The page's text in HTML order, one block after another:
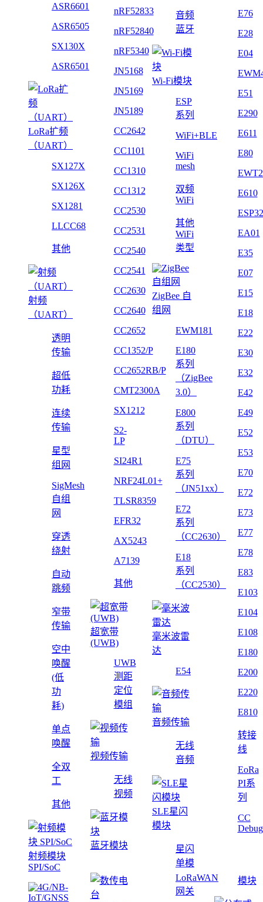
ASR6601
ASR6505
SX130X
ASR6501
LoRa扩频
（UART）
SX127X
SX126X
SX1281
LLCC68
其他
射频
（UART）
透明
传输
超低
功耗
连续
传输
星型
组网
SigMesh
自组
网
穿透
绕射
自动
跳频
窄带
传输
空中
唤醒
(低
功
耗)
单点
唤醒
全双
工
其他
射频模块
SPI/SoC
nRF52833
nRF52840
nRF5340
JN5168
JN5169
JN5189
CC2642
CC1101
CC1310
CC1312
CC2530
CC2531
CC2540
CC2541
CC2630
CC2640
CC2652
CC1352/P
CC2652RB/P
CMT2300A
SX1212
S2-
LP
SI24R1
NRF24L01+
TLSR8359
EFR32
AX5243
A7139
其他
超宽带
(UWB)
UWB
测距
定位
模组
视频传输
无线
视频
蓝牙模块
音频
蓝牙
Wi-Fi模块
ESP
系列
WiFi+BLE
WiFi
mesh
双频
WiFi
其他
WiFi
类型
ZigBee 自
组网
EWM181
E180
系列
（ZigBee
3.0）
E800
系列
（DTU）
E75
系列
（JN51xx）
E72
系列
（CC2630）
E18
系列
（CC2530）
毫米波雷
达
E54
音频传输
无线
音频
SLE星闪
模块
星闪
单模
E76
E28
E04
E51
E290
E611
E80
E610
ESP32
EA01
E35
E07
E15
E18
E22
E30
E32
E42
E49
E52
E53
E70
E72
E73
E77
E78
E83
E103
E104
E108
E180
E200
E220
E810
转接
线
EoRa
PI系
列
CC
LoRaWAN
网关
模块